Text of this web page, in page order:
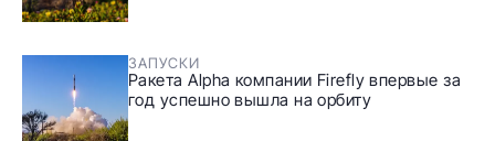
ЗАПУСКИ
Ракета Alpha компании Firefly впервые за
год успешно вышла на орбиту